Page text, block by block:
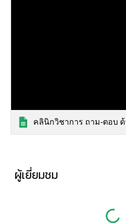
คลินิกวิชาการ ถาม-ตอบ ด้า
ผู้เยี่ยมชม